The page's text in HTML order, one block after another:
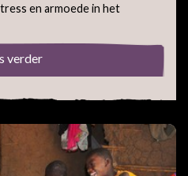
en armoede in het
verder